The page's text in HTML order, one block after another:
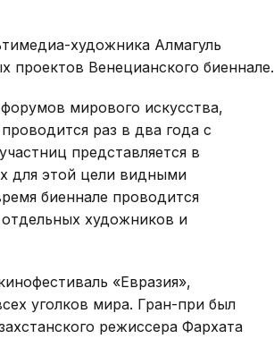
художника Алмагуль
Венецианского биеннале.
мирового искусства,
раз в два года с
представляется в
для этой цели видными
биеннале проводится
художников и
«Евразия»,
уголков мира. Гран-при был
режиссера Фархата